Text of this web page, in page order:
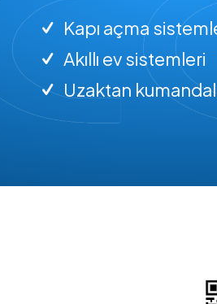
Kapı açma
Akıllı ev sistemleri
Uzaktan